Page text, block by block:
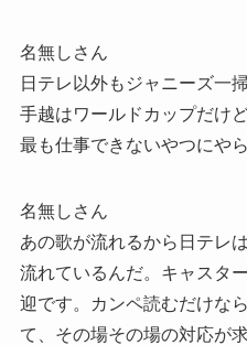
名無しさん
日テレ以外もジャニーズ一
手越はワールドカップだけ
最も仕事できないやつにや
名無しさん
あの歌が流れるから日テレ
流れているんだ。キャスタ
迎です。カンペ読むだけな
て、その場その場の対応が